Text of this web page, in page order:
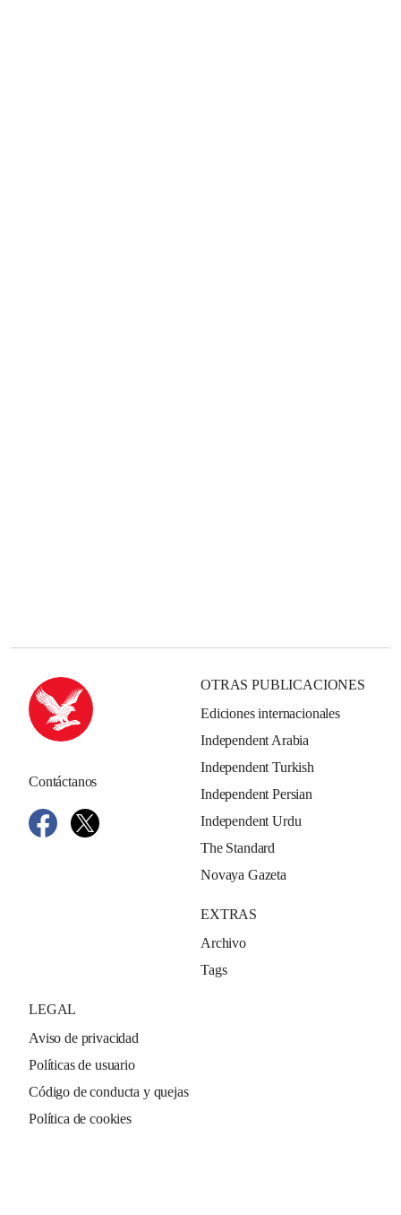
Contáctanos
OTRAS PUBLICACIONES
Ediciones internacionales
Independent Arabia
Independent Turkish
Independent Persian
Independent Urdu
The Standard
Novaya Gazeta
EXTRAS
Archivo
Tags
LEGAL
Aviso de privacidad
Políticas de usuario
Código de conducta y quejas
Política de cookies